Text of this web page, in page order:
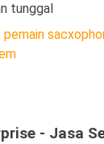
tunggal
- Jasa